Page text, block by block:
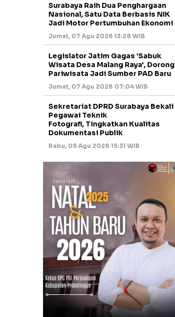
Surabaya Raih Dua Penghargaan
Nasional, Satu Data Berbasis NIK
Jadi Motor Pertumbuhan Ekonomi
Jumat, 07 Agu 2026 13:28 WIB
Legislator Jatim Gagas 'Sabuk
Wisata Desa Malang Raya', Dorong
Pariwisata Jadi Sumber PAD Baru
Jumat, 07 Agu 2026 07:04 WIB
Sekretariat DPRD Surabaya Bekali
Pegawai Teknik
Fotografi, Tingkatkan Kualitas
Dokumentasi Publik
Rabu, 05 Agu 2026 15:31 WIB